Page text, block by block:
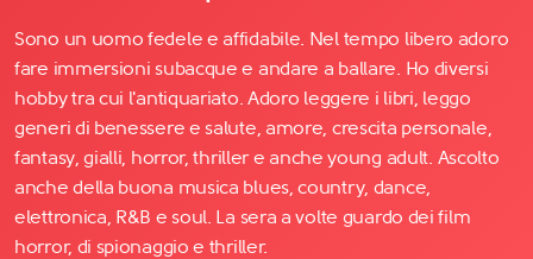
Sono un uomo fedele e affidabile. Nel tempo libero adoro
fare immersioni subacque e andare a ballare. Ho diversi
hobby tra cui l'antiquariato. Adoro leggere i libri, leggo
generi di benessere e salute, amore, crescita personale,
fantasy, gialli, horror, thriller e anche young adult. Ascolto
anche della buona musica blues, country, dance,
elettronica, R&B e soul. La sera a volte guardo dei film
horror, di spionaggio e thriller.